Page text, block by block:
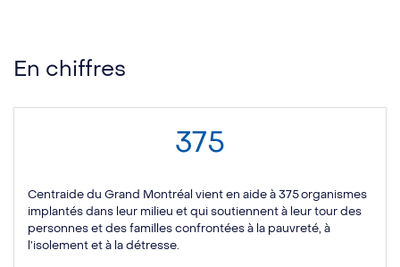
En chiffres
375
Centraide du Grand Montréal vient en aide à 375 organismes
implantés dans leur milieu et qui soutiennent à leur tour des
personnes et des familles confrontées à la pauvreté, à
l’isolement et à la détresse.